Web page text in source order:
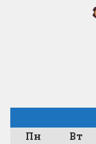
Пн
Вт